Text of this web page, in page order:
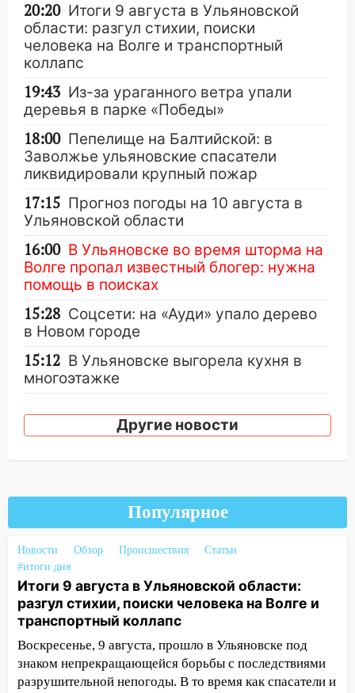
20:20 Итоги 9 августа в Ульяновской
области: разгул стихии, поиски
человека на Волге и транспортный
коллапс
19:43 Из-за ураганного ветра упали
деревья в парке «Победы»
18:00 Пепелище на Балтийской: в
Заволжье ульяновские спасатели
ликвидировали крупный пожар
17:15 Прогноз погоды на 10 августа в
Ульяновской области
16:00 В Ульяновске во время шторма на
Волге пропал известный блогер: нужна
помощь в поисках
15:28 Соцсети: на «Ауди» упало дерево
в Новом городе
15:12 В Ульяновске выгорела кухня в
многоэтажке
какими сложностями сталкиваются
молодые мамы
новых начинаний: гороскоп для всех
знаков зодиака на неделю с 10 по 16
августа
13:00 На проспекте Тюленева в
Ульяновске образовалось «море»
12:57 В Ульяновской области ожидается
крупный град
Другие новости
Популярное
Новости Обзор Происшествия
Статьи
#итоги дня
Итоги 9 августа в Ульяновской области:
разгул стихии, поиски человека на Волге и
транспортный коллапс
Воскресенье, 9 августа, прошло в Ульяновске под
знаком непрекращающейся борьбы с последствиями
разрушительной непогоды. В то время как спасатели и